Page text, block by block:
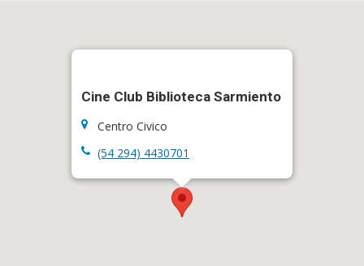
Cine Club Biblioteca Sarmiento
Centro Civico
(54 294) 4430701